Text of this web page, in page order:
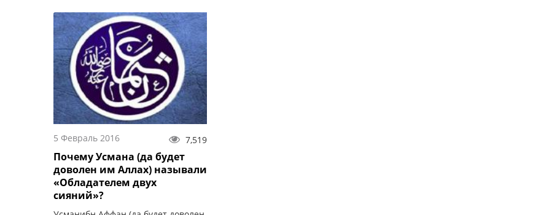
сообщества, незаметно родиться и
бесследно исчезнуть.
5 Февраль 2016 7,519
Почему Усмана (да будет
доволен им Аллах) называли
«Обладателем двух
сияний»?